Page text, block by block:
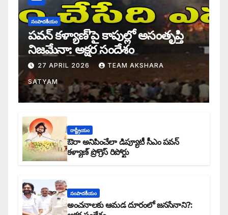
సంపాదకీయం
పవన్ కళ్యాణ్’పై కాపుల్లో అసంతృప్తి
నిజమేనా: అక్షర సందేశం
27 APRIL 2026 TEAM AKSHARA
SATYAM
రాష్ట్రీయం
ఔరా అనిపించేలా డిప్యూటీ సీఎం పవన్
కళ్యాణ్ ప్రోగ్రెస్ రిపోర్టు
సంపాదకీయం
అంచనాలకు ఆమడ దూరంలో జనసేనాని?: